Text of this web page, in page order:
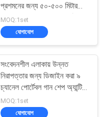
প্রশমনের জন্য ৫০-৫০০ মিটার
জ্যামিং রেঞ্জ প্রযুক্তি অন্তর্ভুক্ত
MOQ:1set
যোগাযোগ
সংবেদনশীল এলাকায় উন্নত
নিরাপত্তার জন্য ডিজাইন করা ৯
চ্যানেল পোর্টেবল গান শেপ অ্যান্টি
ড্রোন ডিফেন্স সিস্টেম, ২০০০ মিটার
ব্লকিং দূরত্ব সহ
MOQ:1set
যোগাযোগ